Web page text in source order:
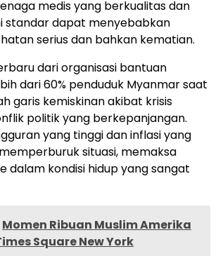
medis yang berkualitas dan
standar dapat menyebabkan
serius dan bahkan kematian.
dari organisasi bantuan
dari 60% penduduk Myanmar saat
garis kemiskinan akibat krisis
politik yang berkepanjangan.
yang tinggi dan inflasi yang
situasi, memaksa
dalam kondisi hidup yang sangat
Momen Ribuan Muslim Amerika
Square New York